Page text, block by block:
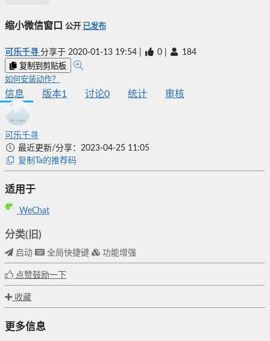
缩小微信窗口 公开 已发布
可乐千寻 分享于 2020-01-13 19:54 0 184
复制到剪贴板
如何安装动作？
信息 版本1 讨论0 统计 审核
可乐千寻
最近更新/分享：2023-04-25 11:05
复制Ta的推荐码
适用于
WeChat
分类(旧)
启动 全局快捷键 功能增强
点赞鼓励一下
收藏
更多信息